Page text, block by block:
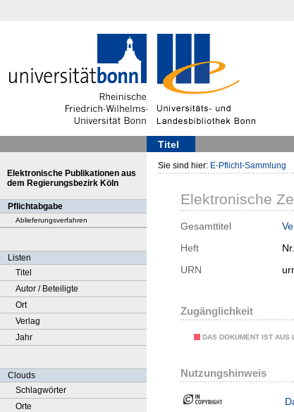
Titel
Elektronische Publikationen aus
dem Regierungsbezirk Köln
Pflichtabgabe
Ablieferungsverfahren
Listen
Titel
Autor / Beteiligte
Ort
Verlag
Jahr
Clouds
Schlagwörter
Orte
Sie sind hier: E-Pflicht-Sammlung
Elektronische
Gesamttitel
Heft
URN
Zugänglichkeit
DAS DOKUMENT IST AUS
Nutzungshinweis